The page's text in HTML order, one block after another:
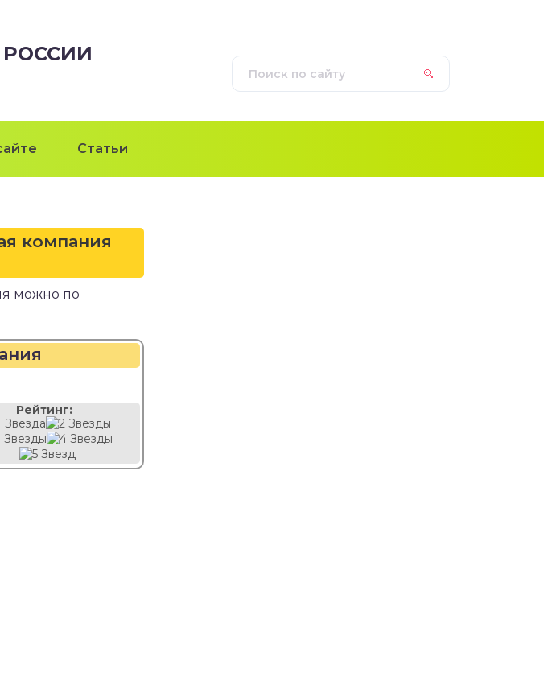
Статьи
компания
можно по
Рейтинг: